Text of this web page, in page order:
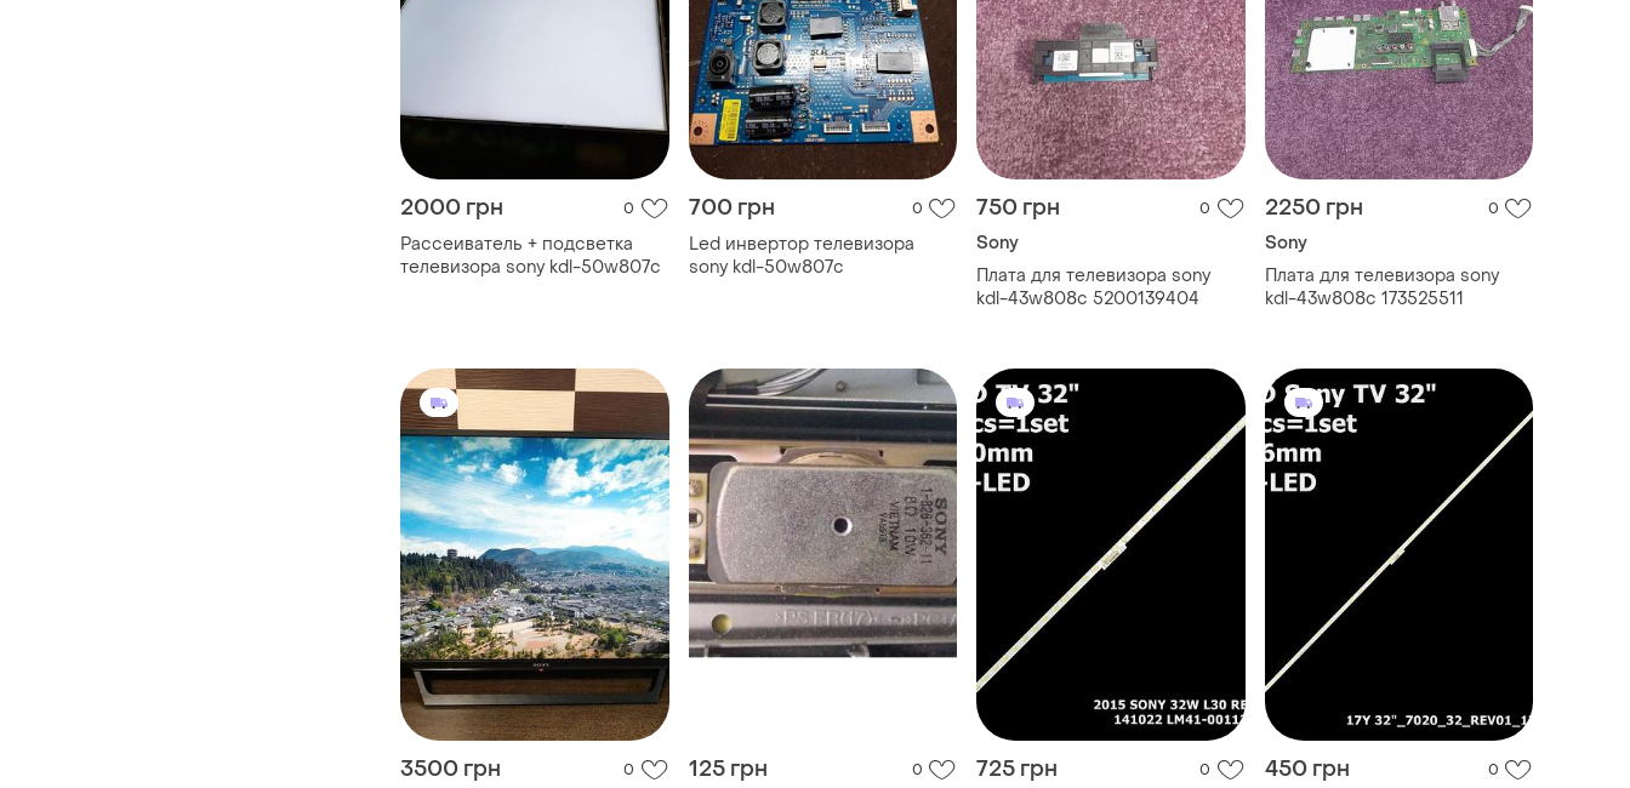
2000 грн 0
Рассеиватель + подсветка
телевизора sony kdl-50w807c
700 грн 0
Led инвертор телевизора
sony kdl-50w807c
750 грн 0
Sony
Плата для телевизора sony
kdl-43w808c 5200139404
2250 грн 0
Sony
Плата для телевизора sony
kdl-43w808c 173525511
3500 грн 0 125 грн 0 725 грн 0 450 грн 0